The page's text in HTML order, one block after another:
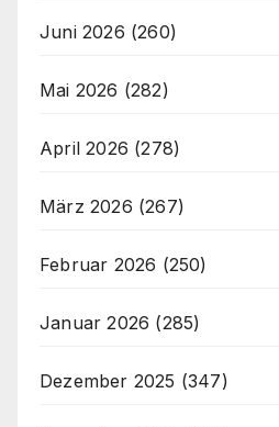
Juni 2026 (260)
Mai 2026 (282)
April 2026 (278)
März 2026 (267)
Februar 2026 (250)
Januar 2026 (285)
Dezember 2025 (347)